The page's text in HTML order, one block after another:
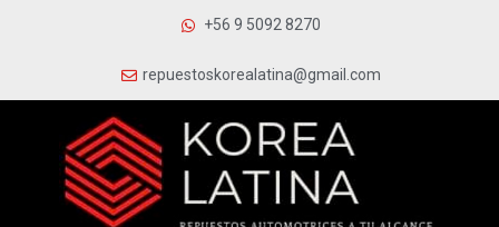
+56 9 5092 8270
repuestoskorealatina@gmail.com